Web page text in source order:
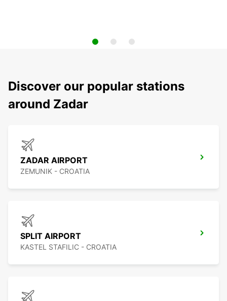
Discover our popular stations
around Zadar
ZADAR AIRPORT
ZEMUNIK - CROATIA
SPLIT AIRPORT
KASTEL STAFILIC - CROATIA